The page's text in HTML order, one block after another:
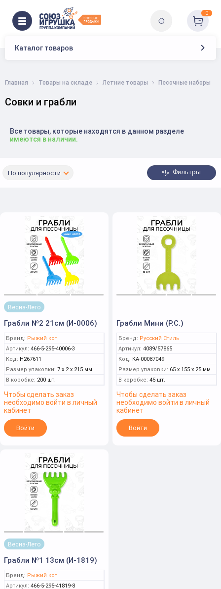
Каталог товаров
0
Главная Товары на складе Летние товары Песочные наборы
Совки и грабли
Все товары, которые находятся в данном разделе
имеются в наличии.
По популярности Фильтры
Весна-Лето
Грабли №2 21см (И-0006)
Бренд: Рыжий кот
Артикул: 466-5-295-40006-3
Код: Н267611
Размер упаковки: 7 x 2 x 215 мм
В коробке: 200 шт.
Чтобы сделать заказ
необходимо войти в личный
кабинет
Войти
Грабли Мини (Р.С.)
Бренд: Русский Стиль
Артикул: 4089/57865
Код: КА-00087049
Размер упаковки: 65 x 155 x 25 мм
В коробке: 45 шт.
Чтобы сделать заказ
необходимо войти в личный
кабинет
Войти
Весна-Лето
Грабли №1 13см (И-1819)
Бренд: Рыжий кот
Артикул: 466-5-295-41819-8